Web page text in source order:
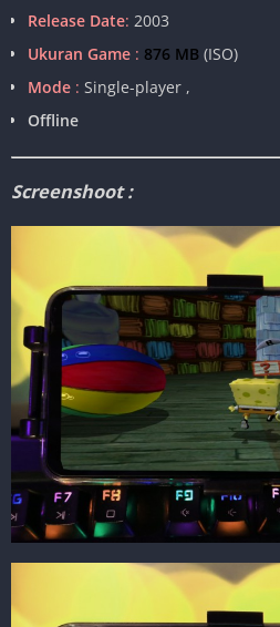
Release Date: 2003
Ukuran Game : 876 MB (ISO)
Mode : Single-player ,
Offline
Screenshoot :